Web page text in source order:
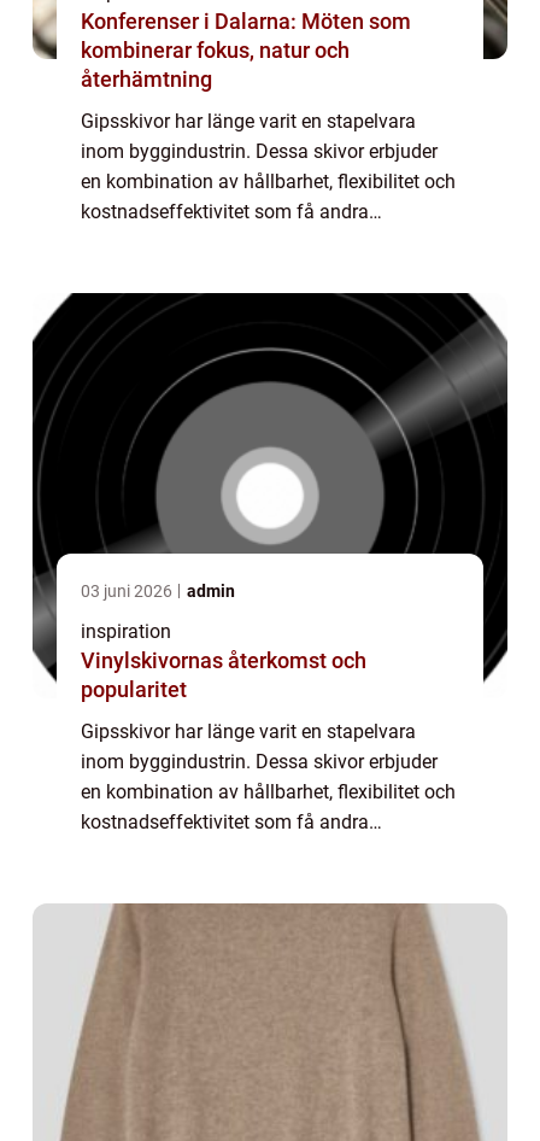
Konferenser i Dalarna: Möten som
kombinerar fokus, natur och
återhämtning
Gipsskivor har länge varit en stapelvara
inom byggindustrin. Dessa skivor erbjuder
en kombination av hållbarhet, flexibilitet och
kostnadseffektivitet som få andra
03 juni 2026 admin
inspiration
Vinylskivornas återkomst och
popularitet
Gipsskivor har länge varit en stapelvara
inom byggindustrin. Dessa skivor erbjuder
en kombination av hållbarhet, flexibilitet och
kostnadseffektivitet som få andra